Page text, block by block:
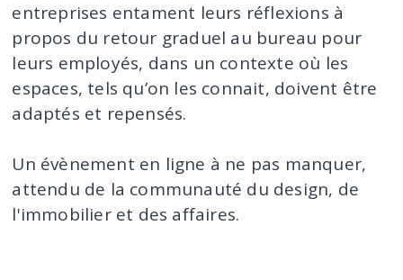
entreprises entament leurs réflexions à
propos du retour graduel au bureau pour
leurs employés, dans un contexte où les
espaces, tels qu’on les connait, doivent être
adaptés et repensés.
Un évènement en ligne à ne pas manquer,
attendu de la communauté du design, de
l'immobilier et des affaires.